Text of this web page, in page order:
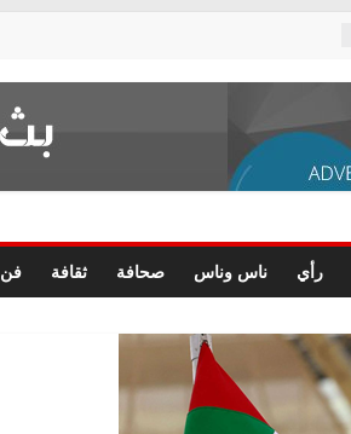
رأي ناس وناس صحافة ثقافة فن